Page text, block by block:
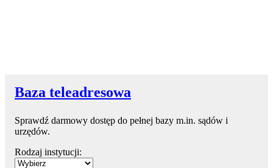
Baza teleadresowa
Sprawdź darmowy dostęp do pełnej bazy m.in. sądów i
urzędów.
Rodzaj instytucji: